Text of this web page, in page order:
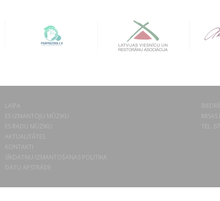
LAIPA
ES IZMANTOJU MŪZIKU
ES RADU MŪZIKU
AKTUALITĀTES
KONTAKTI
SĪKDATŅU IZMANTOŠANAS POLITIKA
DATU APSTRĀDE
TEL.